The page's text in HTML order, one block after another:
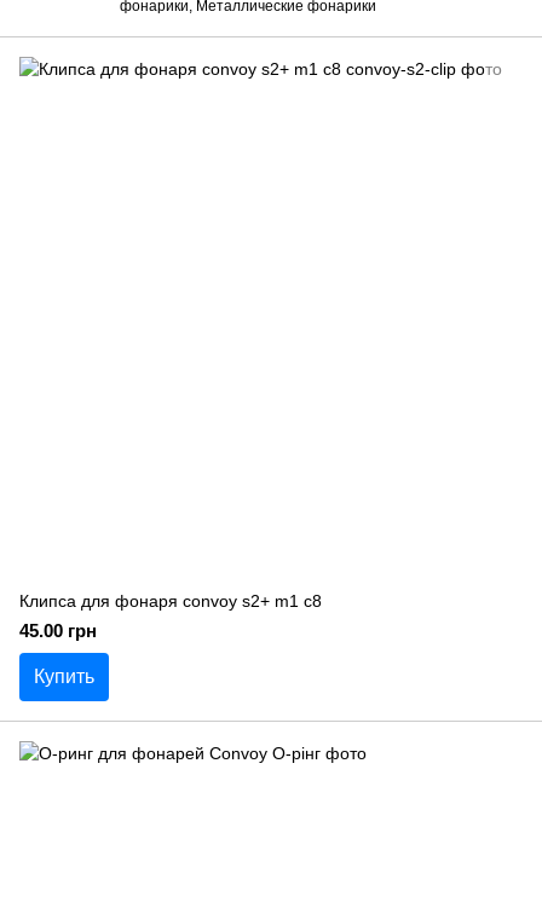
фонарики, Металлические фонарики
Клипса для фонаря convoy s2+ m1 c8
45.00 грн
Купить